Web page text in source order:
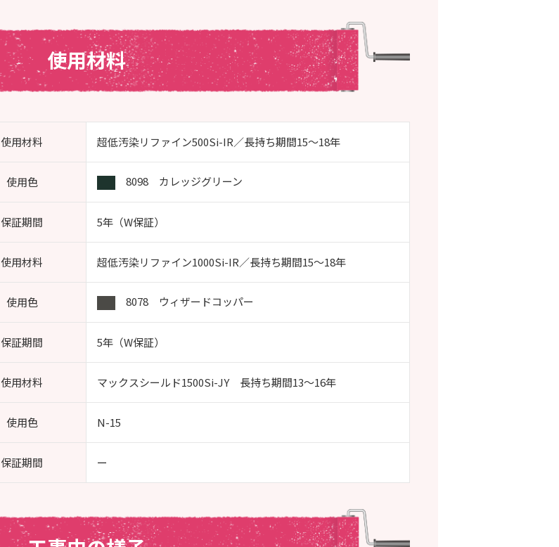
使用材料
使用材料 超低汚染リファイン500Si-IR／長持ち期間15～18年
使用色 8098 カレッジグリーン
保証期間 5年（W保証）
使用材料 超低汚染リファイン1000Si-IR／長持ち期間15～18年
使用色 8078 ウィザードコッパー
保証期間 5年（W保証）
使用材料 マックスシールド1500Si-JY 長持ち期間13～16年
使用色 N-15
保証期間 ー